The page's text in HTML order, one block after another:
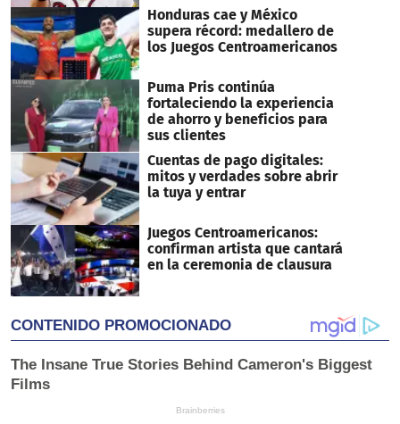
Honduras cae y México
supera récord: medallero de
los Juegos Centroamericanos
Puma Pris continúa
fortaleciendo la experiencia
de ahorro y beneficios para
sus clientes
Cuentas de pago digitales:
mitos y verdades sobre abrir
la tuya y entrar
Juegos Centroamericanos:
confirman artista que cantará
en la ceremonia de clausura